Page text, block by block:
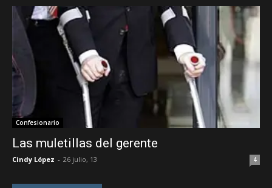
Confesionario
Las muletillas del gerente
Cindy López - 26 julio, 13 4